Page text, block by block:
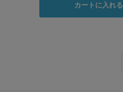
カートに入れる